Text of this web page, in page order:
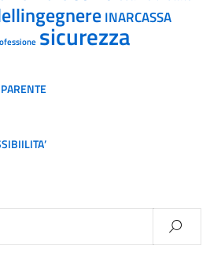
INARCASSA
sicurezza